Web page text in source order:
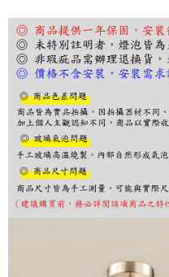
【「AFTEE先享後付」結帳流程】
１．於結帳方式選擇「AFTEE先
結帳頁面，進行簡訊認證並確認金
２．訂單成立數日內，您將收到繳
３．收到繳費通知簡訊後14天內
ATM／網路銀行／等多元方式進
※ 請注意：結帳手續完成當下不需
購買商品的店家。未經商家同意取
後付繳納相關費用。
※ 交易是否成功請以「AFTEE先
是否繳費成功／繳費後需取消欲退
客戶支援中心」
https://
權轉讓予恩沛科技股份有限公司。
每筆NT$180，滿NT$5,000(